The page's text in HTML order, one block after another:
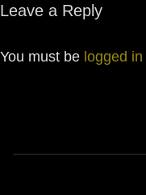
Leave a Reply
You must be logged in